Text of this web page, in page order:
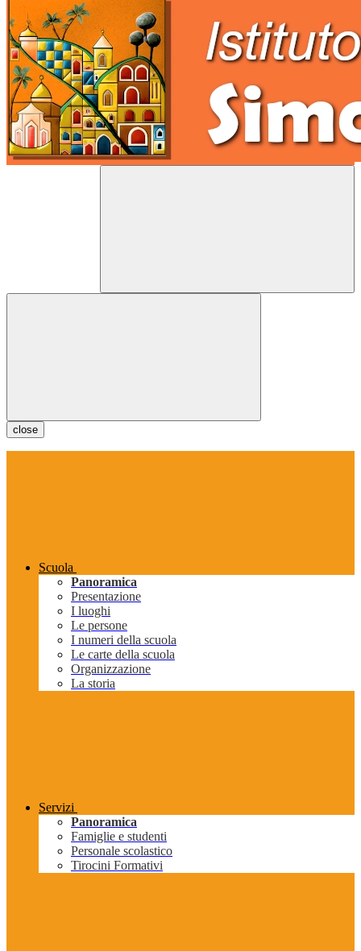
close
Scuola
Panoramica
Presentazione
I luoghi
Le persone
I numeri della scuola
Le carte della scuola
Organizzazione
La storia
Servizi
Panoramica
Famiglie e studenti
Personale scolastico
Tirocini Formativi